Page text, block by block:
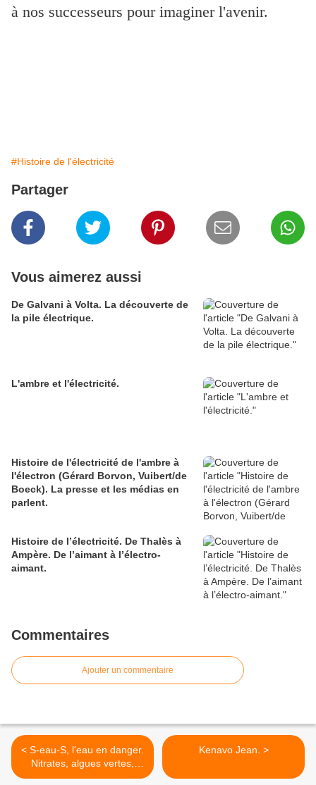
à nos successeurs pour imaginer l'avenir.
#Histoire de l'électricité
Partager
Vous aimerez aussi
De Galvani à Volta. La découverte de
la pile électrique.
L'ambre et l'électricité.
Histoire de l'électricité de l'ambre à
l'électron (Gérard Borvon, Vuibert/de
Boeck). La presse et les médias en
parlent.
Histoire de l’électricité. De Thalès à
Ampère. De l’aimant à l’électro-
aimant.
Commentaires
Ajouter un commentaire
< S-eau-S, l'eau en danger.
Nitrates, algues vertes,
pesticides. la rançon du
Kenavo Jean. >